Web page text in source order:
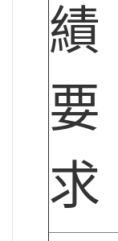
績
要
求